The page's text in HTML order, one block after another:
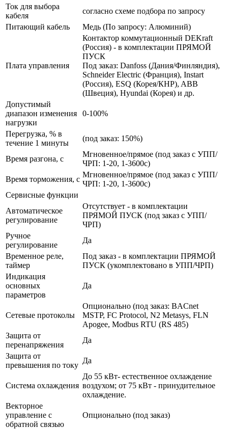
Ток для выбора
кабеля
согласно схеме подбора по запросу
Питающий кабель
Медь (По запросу: Алюминий)
Плата управления
Контактор коммутационный DEKraft
(Россия) - в комплектации ПРЯМОЙ
ПУСК
Под заказ: Danfoss (Дания/Финляндия),
Schneider Electric (Франция), Instart
(Россия), ESQ (Корея/КНР), ABB
(Швеция), Hyundai (Корея) и др.
Допустимый
диапазон изменения
нагрузки
0-100%
Перегрузка, % в
течение 1 минуты
(под заказ: 150%)
Время разгона, с
Мгновенное/прямое (под заказ с УПП/
ЧРП: 1-20, 1-3600с)
Время торможения, с
Мгновенное/прямое (под заказ с УПП/
ЧРП: 1-20, 1-3600с)
Сервисные функции
Автоматическое
регулирование
Отсутствует - в комплектации
ПРЯМОЙ ПУСК (под заказ с УПП/
ЧРП)
Ручное
регулирование
Да
Временное реле,
таймер
Под заказ - в комплектации ПРЯМОЙ
ПУСК (укомплектовано в УПП/ЧРП)
Индикация
основных
параметров
Да
Сетевые протоколы
Опционально (под заказ: BACnet
MSTP, FC Protocol, N2 Metasys, FLN
Apogee, Modbus RTU (RS 485)
Защита от
перенапряжения
Да
Защита от
превышения по току
Да
Система охлаждения
До 55 кВт- естественное охлаждение
воздухом; от 75 кВт - принудительное
охлаждение.
Векторное
управление с
обратной связью
Опционально (под заказ)